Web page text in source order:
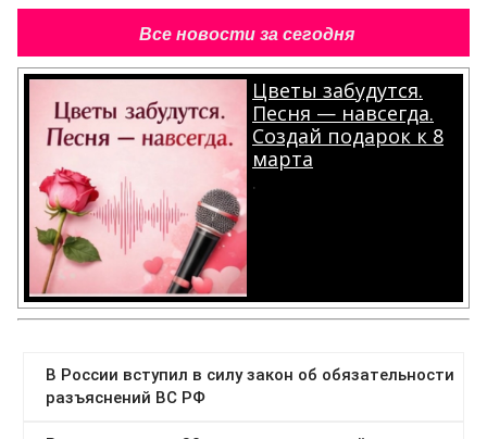
Все новости за сегодня
Цветы забудутся.
Песня — навсегда.
Создай подарок к 8
марта
.